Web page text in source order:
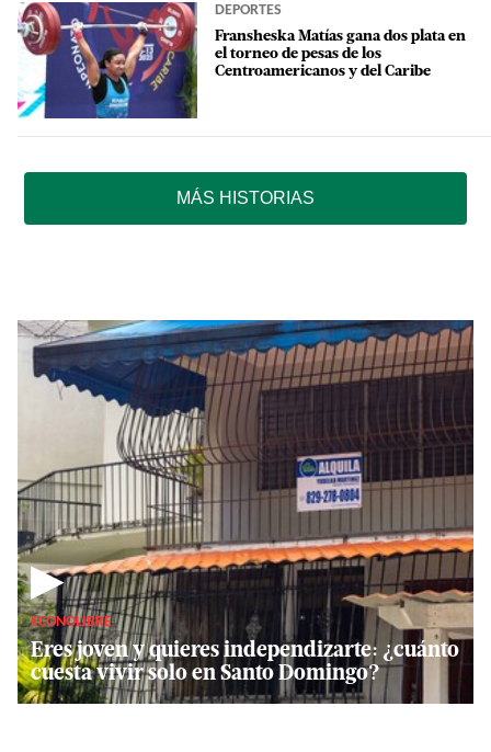
DEPORTES
Fransheska Matías gana dos plata en
el torneo de pesas de los
Centroamericanos y del Caribe
MÁS HISTORIAS
▶
ECONOLIBRE
Eres joven y quieres independizarte: ¿cuánto
cuesta vivir solo en Santo Domingo?